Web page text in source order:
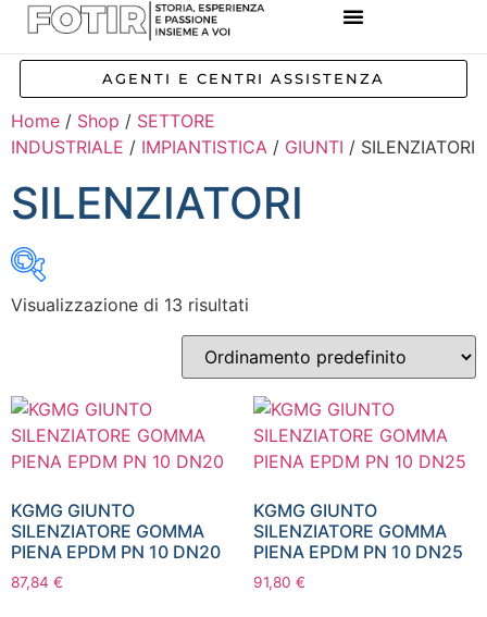
AGENTI E CENTRI ASSISTENZA
Home / Shop / SETTORE
INDUSTRIALE / IMPIANTISTICA / GIUNTI / SILENZIATORI
SILENZIATORI
Inizia a digitare per attivare la ricerca
Visualizzazione di 13 risultati
KGMG GIUNTO
SILENZIATORE GOMMA
PIENA EPDM PN 10 DN20
87,84 €
KGMG GIUNTO
SILENZIATORE GOMMA
PIENA EPDM PN 10 DN25
91,80 €